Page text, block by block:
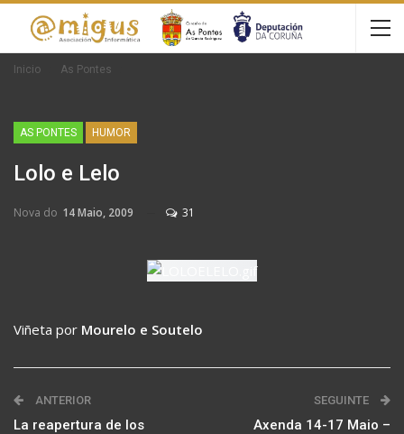
Inicio As Pontes
AS PONTES HUMOR
Lolo e Lelo
Nova do 14 Maio, 2009 31
Viñeta por Mourelo e Soutelo
ANTERIOR
La reapertura de los
SEGUINTE
Axenda 14-17 Maio –